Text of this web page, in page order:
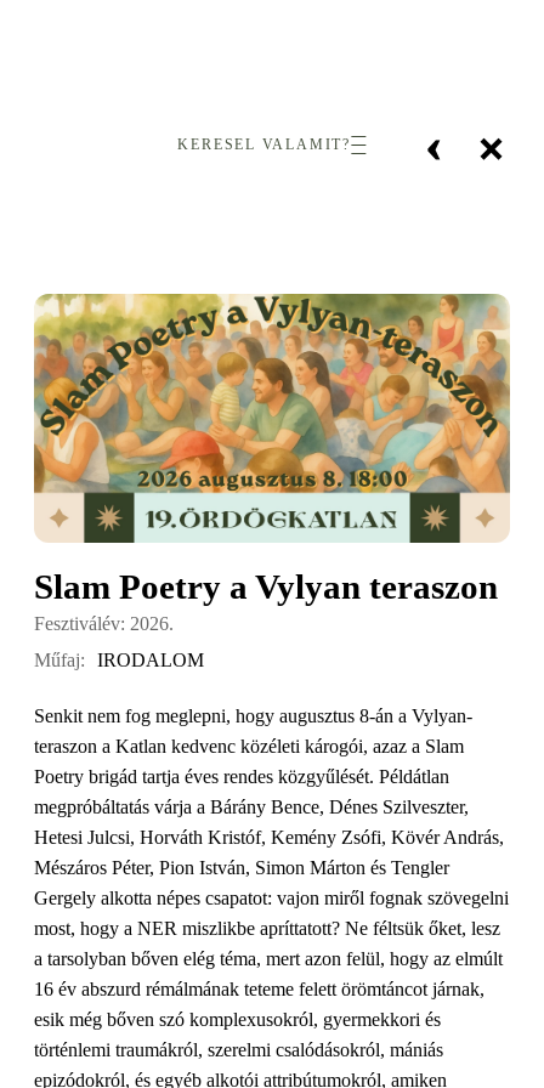
‹ ×
KERESEL VALAMIT?
Slam Poetry a Vylyan teraszon
Fesztiválév: 2026.
Műfaj:
IRODALOM
Senkit nem fog meglepni, hogy augusztus 8-án a Vylyan-
teraszon a Katlan kedvenc közéleti károgói, azaz a Slam
Poetry brigád tartja éves rendes közgyűlését. Példátlan
megpróbáltatás várja a Bárány Bence, Dénes Szilveszter,
Hetesi Julcsi, Horváth Kristóf, Kemény Zsófi, Kövér András,
Mészáros Péter, Pion István, Simon Márton és Tengler
Gergely alkotta népes csapatot: vajon miről fognak szövegelni
most, hogy a NER miszlikbe apríttatott? Ne féltsük őket, lesz
a tarsolyban bőven elég téma, mert azon felül, hogy az elmúlt
16 év abszurd rémálmának teteme felett örömtáncot járnak,
esik még bőven szó komplexusokról, gyermekkori és
történlemi traumákról, szerelmi csalódásokról, mániás
epizódokról, és egyéb alkotói attribútumokról, amiken